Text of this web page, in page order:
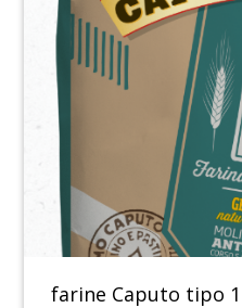
farine Caputo tipo 1